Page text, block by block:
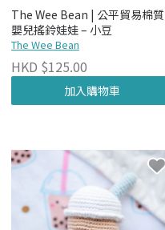
The Wee Bean | 公平貿易棉質
嬰兒搖鈴娃娃 – 小豆
The Wee Bean
HKD $125.00
加入購物車